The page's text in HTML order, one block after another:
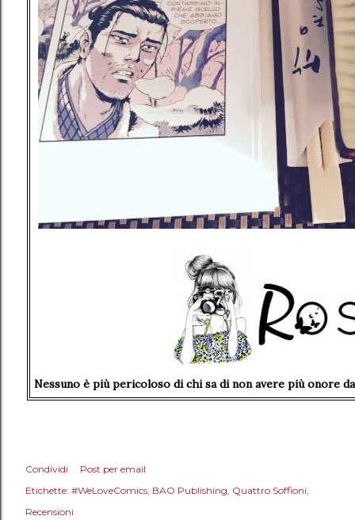
Nessuno è più pericoloso di chi sa di non avere più onore
Condividi
Post per email
Etichette: #WeLoveComics BAO Publishing Quattro Soffioni
Recensioni